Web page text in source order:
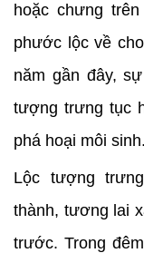
hoặc chưng
phước lộc về
năm gần đây,
tượng trưng tục
phá hoại môi sinh.
Lộc tượng
thành, tương lai
trước. Trong